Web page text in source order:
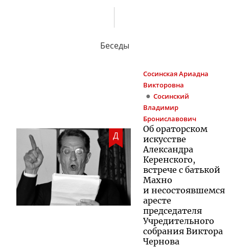
Беседы
Д
СосинскаяАриадна
Викторовна
Сосинский
Владимир
Брониславович
Об ораторском
искусстве
Александра
Керенского,
встрече с батькой
Махно
и несостоявшемся
аресте
председателя
Учредительного
собрания Виктора
Чернова